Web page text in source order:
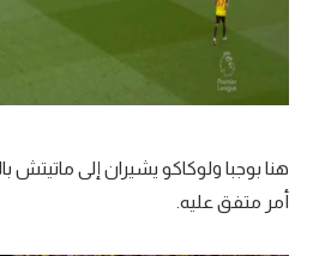
هنا بوجبا ولوكاكو يشيران إلى ماتيتش
أمر متفق عليه.